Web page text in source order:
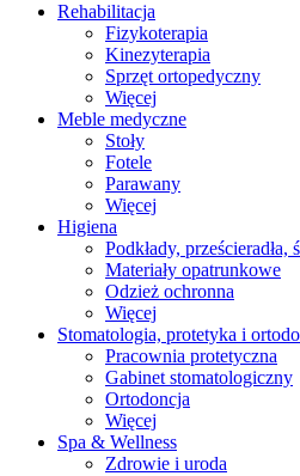
Rehabilitacja
Fizykoterapia
Kinezyterapia
Sprzęt ortopedyczny
Więcej
Meble medyczne
Stoły
Fotele
Parawany
Więcej
Higiena
Podkłady,
Materiały opatrunkowe
Odzież ochronna
Więcej
Stomatologia, protetyka i
Pracownia protetyczna
Gabinet stomatologiczny
Ortodoncja
Więcej
Spa & Wellness
Zdrowie i uroda